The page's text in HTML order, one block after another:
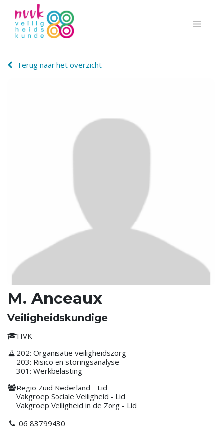
Terug naar het overzicht
M. Anceaux
Veiligheidskundige
HVK
202: Organisatie veiligheidszorg
203: Risico en storingsanalyse
301: Werkbelasting
Regio Zuid Nederland - Lid
Vakgroep Sociale Veiligheid - Lid
Vakgroep Veiligheid in de Zorg - Lid
06 83799430